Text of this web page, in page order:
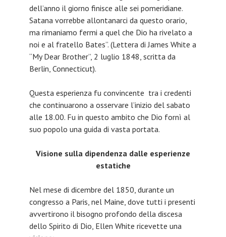
dell’anno il giorno finisce alle sei pomeridiane.
Satana vorrebbe allontanarci da questo orario,
ma rimaniamo fermi a quel che Dio ha rivelato a
noi e al fratello Bates”. (Lettera di James White a
“My Dear Brother”, 2 luglio 1848, scritta da
Berlin, Connecticut).
Questa esperienza fu convincente tra i credenti
che continuarono a osservare l’inizio del sabato
alle 18.00. Fu in questo ambito che Dio fornì al
suo popolo una guida di vasta portata.
Visione sulla dipendenza dalle esperienze
estatiche
Nel mese di dicembre del 1850, durante un
congresso a Paris, nel Maine, dove tutti i presenti
avvertirono il bisogno profondo della discesa
dello Spirito di Dio, Ellen White ricevette una